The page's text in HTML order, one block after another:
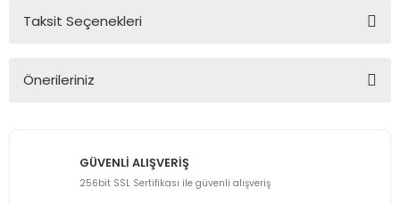
Taksit Seçenekleri
Önerileriniz
kullanarak tarafımıza iletebilirsiniz.
Görüş ve önerileriniz için teşekkür ederiz.
GÜVENLİ ALIŞVERİŞ
256bit SSL Sertifikası ile güvenli alışveriş